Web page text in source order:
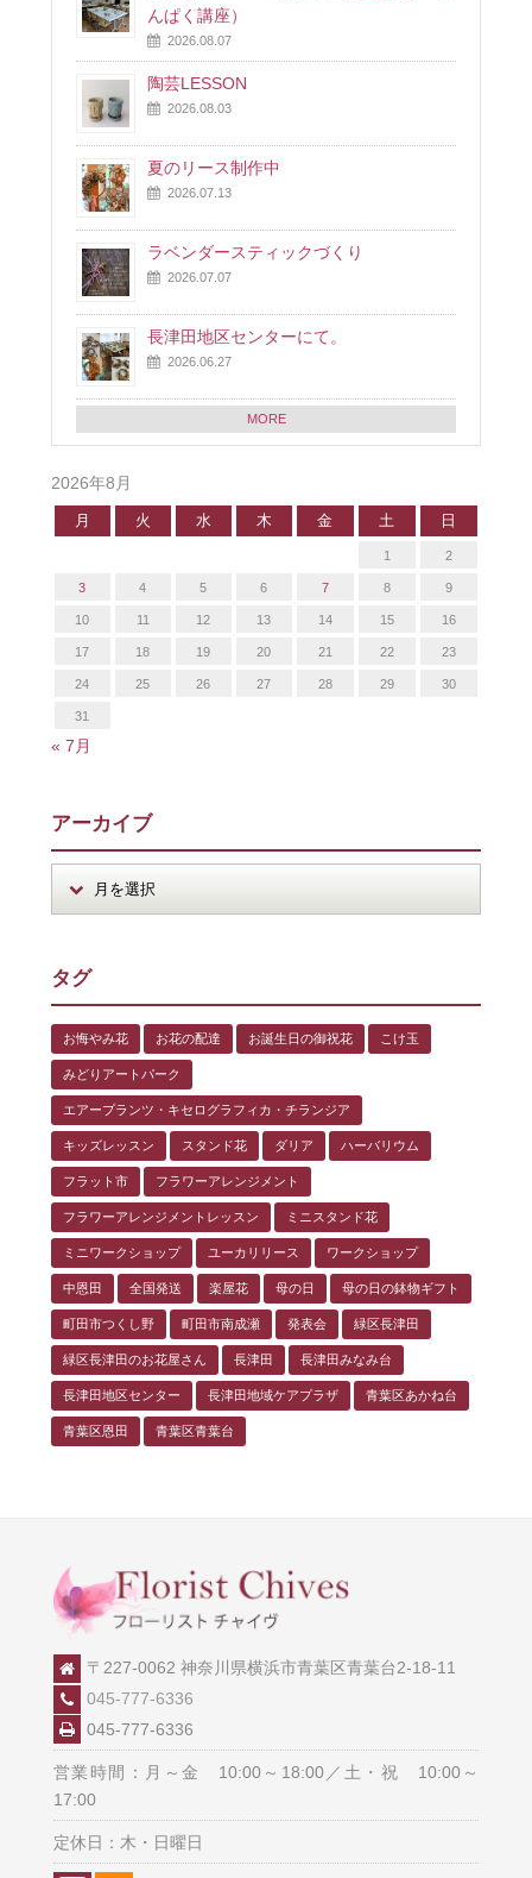
んぱく講座）
2026.08.07
陶芸LESSON
2026.08.03
夏のリース制作中
2026.07.13
ラベンダースティックづくり
2026.07.07
長津田地区センターにて。
2026.06.27
MORE
2026年8月
月 火 水 木 金 土 日
1 2
3 4 5 6 7 8 9
10 11 12 13 14 15 16
17 18 19 20 21 22 23
24 25 26 27 28 29 30
31
« 7月
アーカイブ
タグ
お悔やみ花 お花の配達 お誕生日の御祝花 こけ玉
みどりアートパーク
エアープランツ・キセログラフィカ・チランジア
キッズレッスン スタンド花 ダリア ハーバリウム
フラット市 フラワーアレンジメント
フラワーアレンジメントレッスン ミニスタンド花
ミニワークショップ ユーカリリース ワークショップ
中恩田 全国発送 楽屋花 母の日 母の日の鉢物ギフト
町田市つくし野 町田市南成瀬 発表会 緑区長津田
緑区長津田のお花屋さん 長津田 長津田みなみ台
長津田地区センター 長津田地域ケアプラザ 青葉区あかね台
青葉区恩田 青葉区青葉台
〒227-0062 神奈川県横浜市青葉区青葉台2-18-11
045-777-6336
045-777-6336
営業時間：月～金 10:00～18:00／土・祝 10:00～
17:00
定休日：木・日曜日